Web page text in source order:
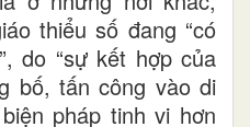
thiểu số đang “có
do “sự kết hợp của
bố, tấn công vào di
pháp tinh vi hơn